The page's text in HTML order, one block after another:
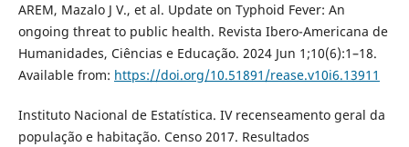
AREM, Mazalo J V., et al. Update on Typhoid Fever: An
ongoing threat to public health. Revista Ibero-Americana de
Humanidades, Ciências e Educação. 2024 Jun 1;10(6):1–18.
Available from: https://doi.org/10.51891/rease.v10i6.13911
Instituto Nacional de Estatística. IV recenseamento geral da
população e habitação. Censo 2017. Resultados